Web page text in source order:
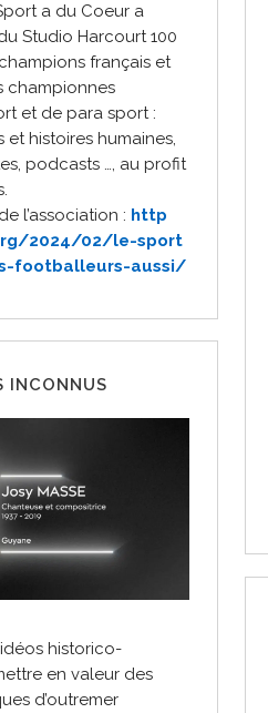
a du Coeur a
Studio Harcourt 100
français et
championnes
et de para sport :
histoires humaines,
podcasts …, au profit
l’association : http
2024/02/le-sport
footballeurs-aussi/
INCONNUS
historico-
en valeur des
d’outremer